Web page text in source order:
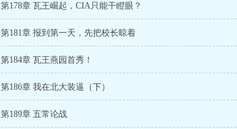
第178章 瓦王崛起，CIA只能干瞪眼？
第181章 报到第一天，先把校长晾着
第184章 瓦王燕园首秀！
第186章 我在北大装逼（下）
第189章 五常论战